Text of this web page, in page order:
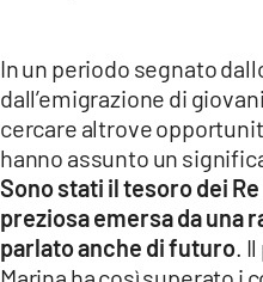
In un periodo segnato
dall’emigrazione di
cercare altrove
hanno assunto un
Sono stati il tesoro dei
preziosa emersa da una
parlato anche di futuro .